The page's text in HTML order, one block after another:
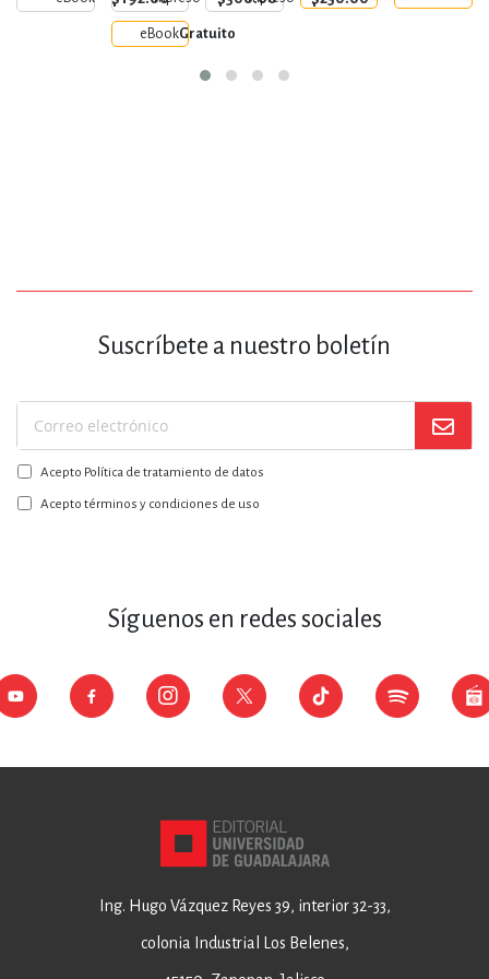
eBookGratuito
Suscríbete a nuestro boletín
Suscríbase
a
nuestro
boletín:
Acepto Política de tratamiento de datos
Acepto términos y condiciones de uso
Síguenos en redes sociales
Ing. Hugo Vázquez Reyes 39, interior 32-33,
colonia Industrial Los Belenes,